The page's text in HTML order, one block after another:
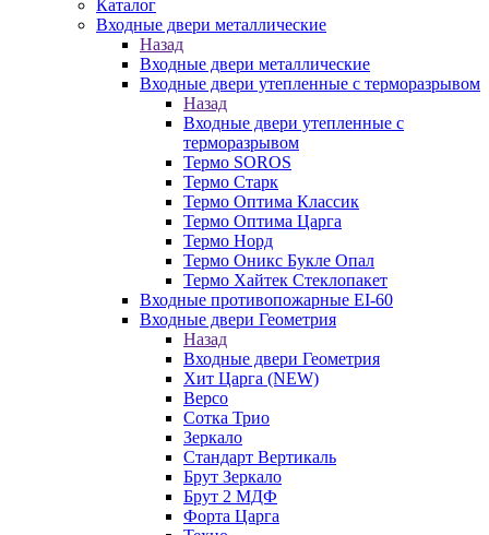
Каталог
Входные двери металлические
Назад
Входные двери металлические
Входные двери утепленные с терморазрывом
Назад
Входные двери утепленные с
терморазрывом
Термо SOROS
Термо Старк
Термо Оптима Классик
Термо Оптима Царга
Термо Норд
Термо Оникс Букле Опал
Термо Хайтек Стеклопакет
Входные противопожарные EI-60
Входные двери Геометрия
Назад
Входные двери Геометрия
Хит Царга (NEW)
Версо
Сотка Трио
Зеркало
Стандарт Вертикаль
Брут Зеркало
Брут 2 МДФ
Форта Царга